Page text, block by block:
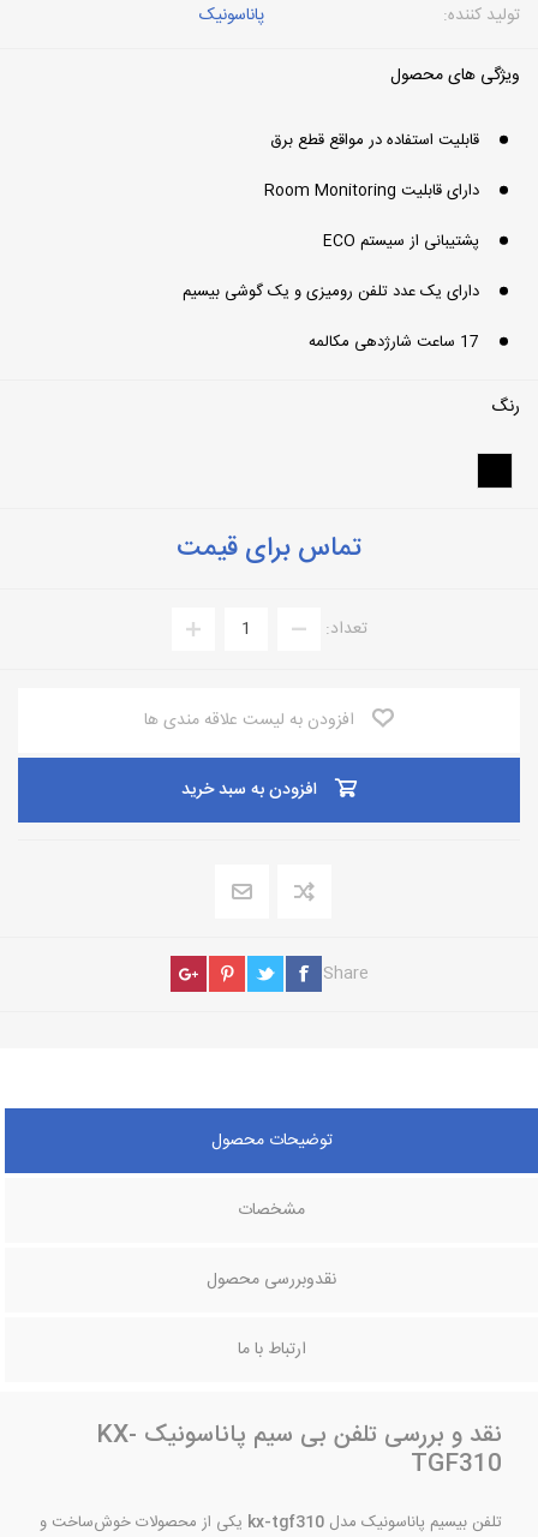
تولید کننده: پاناسونیک
ویژگی های محصول
قابلیت استفاده در مواقع قطع برق
دارای قابلیت Room Monitoring
پشتیبانی از سیستم ECO
دارای یک عدد تلفن رومیزی و یک گوشی بیسیم
17 ساعت شارژدهی مکالمه
رنگ
تماس برای قیمت
تعداد:
افزودن به لیست علاقه مندی ها
افزودن به سبد خرید
Share
توضیحات محصول
مشخصات
نقدوبررسی محصول
ارتباط با ما
نقد و بررسی تلفن بی سیم پاناسونیک KX-
TGF310
تلفن بیسیم پاناسونیک مدل kx-tgf310 یکی از محصولات خوش‌‌ساخت و